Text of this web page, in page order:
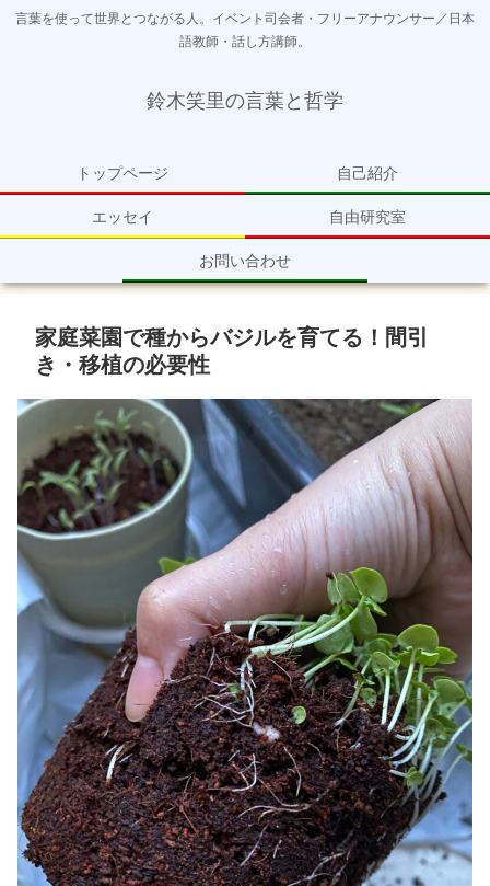
言葉を使って世界とつながる人。イベント司会者・フリーアナウンサー／日本
語教師・話し方講師。
鈴木笑里の言葉と哲学
トップページ 自己紹介
エッセイ 自由研究室
お問い合わせ
家庭菜園で種からバジルを育てる！間引
き・移植の必要性